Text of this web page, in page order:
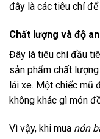
đây là các tiêu chí để
Chất lượng và độ
Đây là tiêu chí đầu
sản phẩm chất
lái xe. Một chiếc mũ
không khác gì món
Vì vậy, khi mua nón